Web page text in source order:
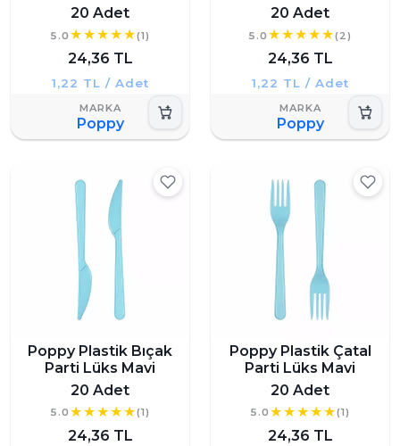
20 Adet
5.0 (1)
24,36 TL
1,22 TL / Adet
Poppy
20 Adet
5.0 (2)
24,36 TL
1,22 TL / Adet
Poppy
Poppy Plastik Bıçak
Parti Lüks Mavi
20 Adet
5.0 (1)
24,36 TL
Poppy Plastik Çatal
Parti Lüks Mavi
20 Adet
5.0 (1)
24,36 TL